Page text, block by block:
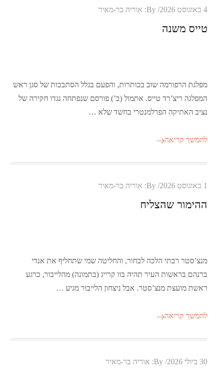
Posted
4 באוגוסט 2026 By: אוריה בר-מאיר
טייס משנה
מפלגת הרפורמה שוב בכותרות, והפעם בגלל הסתבכות של סגן ראש
המפלגה ריצ’רד טייס. אתמול (ב’) פורסם שנפתחה נגדו חקירה של
נציב האתיקה הפרלמנטרי בחשד שלא …
להמשך קריאה
Posted1 באוגוסט 2026 By: אוריה בר-מאיר
ההימור שהצליח
מנצ’סטר רבתי הלכה לבחור, והחליטה שמי שתחליף את אנדי
ברנהם בראשות העיר תהיה בוו קרייג (בתמונה) מהלייבור, כרגע
ראשת מועצת מנצ’סטר. אבל ניצחון הלייבור מגיע …
להמשך קריאה
Posted
30 ביולי 2026 By: אוריה בר-מאיר